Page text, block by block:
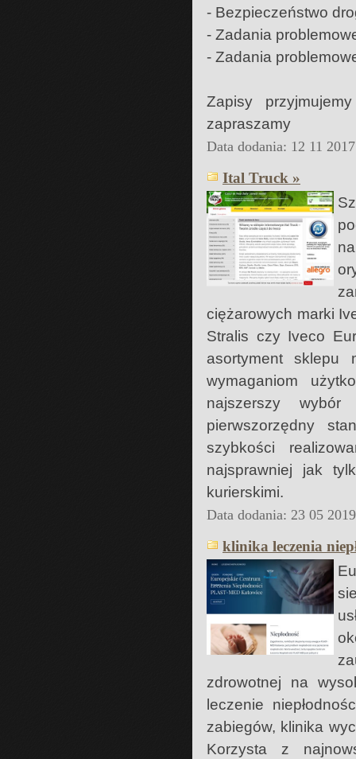
- Bezpieczeństwo
- Zadania
- Zadania
Zapisy
zapraszamy
Data dodania: 12 11
Ital Truck »
ciężarowych marki
Stralis czy Iveco
asortyment sklepu
wymaganiom
najszerszy
pierwszorzędny
szybkości
najsprawniej jak
kurierskimi.
Data dodania: 23 05
klinika leczenia
zdrowotnej na
leczenie
zabiegów, klinika
Korzysta z